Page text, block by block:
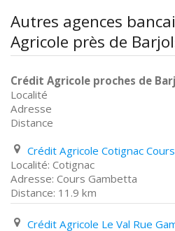
Autres agences
Agricole près de
Crédit Agricole proches de
Localité
Adresse
Distance
Cotignac
Cours Gambetta
11.9 km